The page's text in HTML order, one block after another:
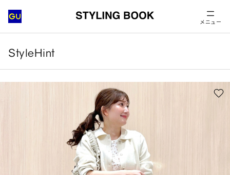
メニュー
StyleHint